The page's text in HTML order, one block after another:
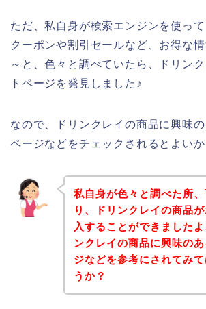
ただ、私自身が検索エンジンを使っ
クーポンや割引セールなど、お得な
～と、色々と調べていたら、ドリン
トページを発見しました♪
なので、ドリンクレイの商品に興味
ページなどをチェックされるとよいか
私自身が色々と調べた所
り、ドリンクレイの商品
入することができました
ンクレイの商品に興味の
ジなどを参考にされてみ
うか？